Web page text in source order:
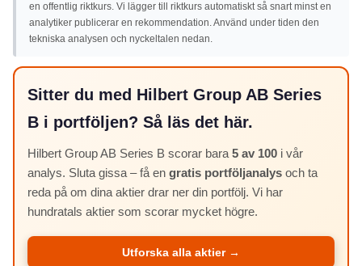
en offentlig riktkurs. Vi lägger till riktkurs automatiskt så snart minst en
analytiker publicerar en rekommendation. Använd under tiden den
tekniska analysen och nyckeltalen nedan.
Sitter du med Hilbert Group AB Series
B i portföljen? Så läs det här.
Hilbert Group AB Series B scorar bara 5 av 100 i vår
analys. Sluta gissa – få en gratis portföljanalys och ta
reda på om dina aktier drar ner din portfölj. Vi har
hundratals aktier som scorar mycket högre.
Utforska alla aktier →